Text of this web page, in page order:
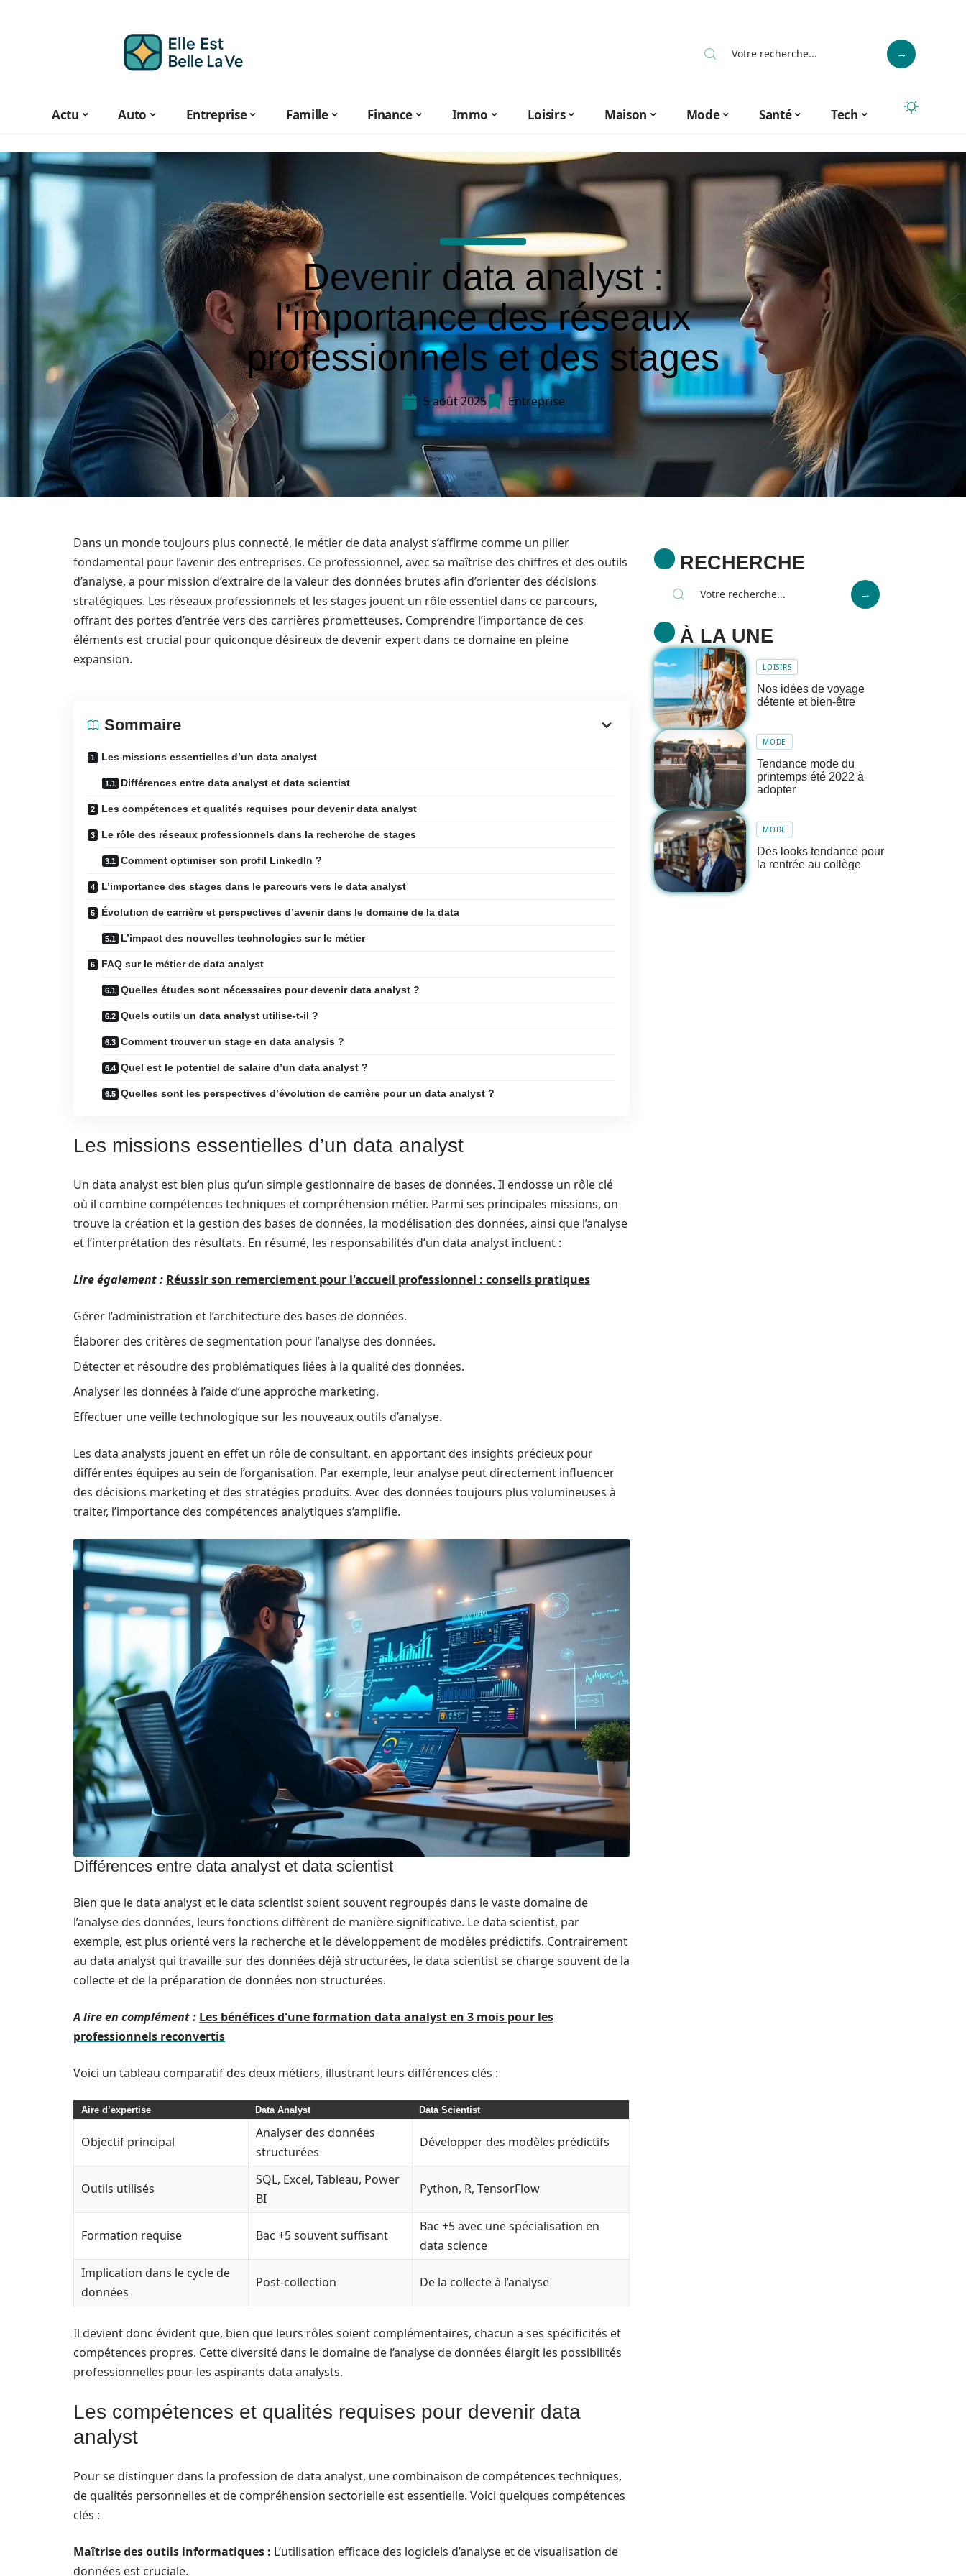
Actu Auto Entreprise Famille Finance Immo Loisirs Maison Mode Santé Tech
Devenir data analyst :
l’importance des réseaux
professionnels et des stages
5 août 2025 Entreprise
Dans un monde toujours plus connecté, le métier de data analyst s’affirme comme un pilier
fondamental pour l’avenir des entreprises. Ce professionnel, avec sa maîtrise des chiffres et des outils
d’analyse, a pour mission d’extraire de la valeur des données brutes afin d’orienter des décisions
stratégiques. Les réseaux professionnels et les stages jouent un rôle essentiel dans ce parcours,
offrant des portes d’entrée vers des carrières prometteuses. Comprendre l’importance de ces
éléments est crucial pour quiconque désireux de devenir expert dans ce domaine en pleine
expansion.
Sommaire
Les missions essentielles d’un data analyst
Différences entre data analyst et data scientist
Les compétences et qualités requises pour devenir data analyst
Le rôle des réseaux professionnels dans la recherche de stages
Comment optimiser son profil LinkedIn ?
L’importance des stages dans le parcours vers le data analyst
Évolution de carrière et perspectives d’avenir dans le domaine de la data
L’impact des nouvelles technologies sur le métier
FAQ sur le métier de data analyst
Quelles études sont nécessaires pour devenir data analyst ?
Quels outils un data analyst utilise-t-il ?
Comment trouver un stage en data analysis ?
Quel est le potentiel de salaire d’un data analyst ?
Quelles sont les perspectives d’évolution de carrière pour un data analyst ?
Les missions essentielles d’un data analyst
Un data analyst est bien plus qu’un simple gestionnaire de bases de données. Il endosse un rôle clé
où il combine compétences techniques et compréhension métier. Parmi ses principales missions, on
trouve la création et la gestion des bases de données, la modélisation des données, ainsi que l’analyse
et l’interprétation des résultats. En résumé, les responsabilités d’un data analyst incluent :
Lire également : Réussir son remerciement pour l'accueil professionnel : conseils pratiques
Gérer l’administration et l’architecture des bases de données.
Élaborer des critères de segmentation pour l’analyse des données.
Détecter et résoudre des problématiques liées à la qualité des données.
Analyser les données à l’aide d’une approche marketing.
Effectuer une veille technologique sur les nouveaux outils d’analyse.
Les data analysts jouent en effet un rôle de consultant, en apportant des insights précieux pour
différentes équipes au sein de l’organisation. Par exemple, leur analyse peut directement influencer
des décisions marketing et des stratégies produits. Avec des données toujours plus volumineuses à
traiter, l’importance des compétences analytiques s’amplifie.
Différences entre data analyst et data scientist
Bien que le data analyst et le data scientist soient souvent regroupés dans le vaste domaine de
l’analyse des données, leurs fonctions diffèrent de manière significative. Le data scientist, par
exemple, est plus orienté vers la recherche et le développement de modèles prédictifs. Contrairement
au data analyst qui travaille sur des données déjà structurées, le data scientist se charge souvent de la
collecte et de la préparation de données non structurées.
A lire en complément : Les bénéfices d'une formation data analyst en 3 mois pour les
professionnels reconvertis
Voici un tableau comparatif des deux métiers, illustrant leurs différences clés :
Aire d’expertise Data Analyst Data Scientist
Objectif principal
Analyser des données
structurées
Développer des modèles prédictifs
Outils utilisés
SQL, Excel, Tableau, Power
BI
Python, R, TensorFlow
Formation requise Bac +5 souvent suffisant
Bac +5 avec une spécialisation en
data science
Implication dans le cycle de
données
Post-collection De la collecte à l’analyse
Il devient donc évident que, bien que leurs rôles soient complémentaires, chacun a ses spécificités et
compétences propres. Cette diversité dans le domaine de l’analyse de données élargit les possibilités
professionnelles pour les aspirants data analysts.
Les compétences et qualités requises pour devenir data
analyst
Pour se distinguer dans la profession de data analyst, une combinaison de compétences techniques,
de qualités personnelles et de compréhension sectorielle est essentielle. Voici quelques compétences
clés :
Maîtrise des outils informatiques : L’utilisation efficace des logiciels d’analyse et de visualisation de
données est cruciale.
RECHERCHE
À LA UNE
LOISIRS
Nos idées de voyage
détente et bien-être
MODE
Tendance mode du
printemps été 2022 à
adopter
MODE
Des looks tendance pour
la rentrée au collège